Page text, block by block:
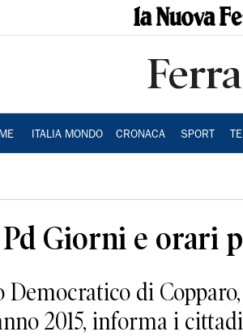
ITALIA MONDO CRONACA SPORT
Pd Giorni e orari
Democratico di
2015, informa i